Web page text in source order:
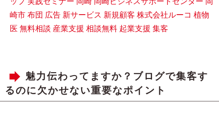
崎市 布団 広告 新サービス 新規顧客 株式会社ルーコ 植物
医 無料相談 産業支援 相談無料 起業支援 集客
魅力伝わってますか？ブログで集客す
るのに欠かせない重要なポイント